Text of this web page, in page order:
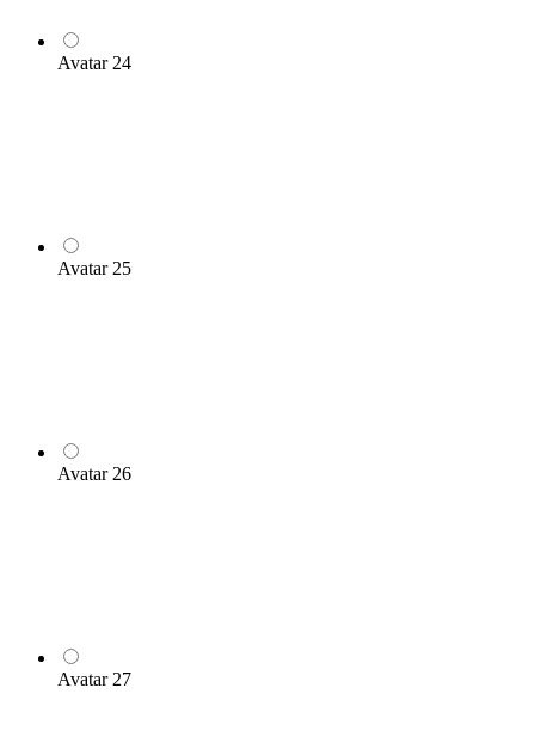
Avatar 24
Avatar 25
Avatar 26
Avatar 27